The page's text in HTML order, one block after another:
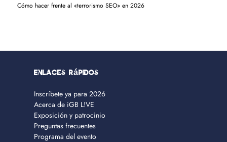
Cómo hacer frente al «terrorismo SEO» en 2026
Enlaces rápidos
Inscríbete ya para 2026
Acerca de iGB L!VE
Exposición y patrocinio
Preguntas frecuentes
Programa del evento